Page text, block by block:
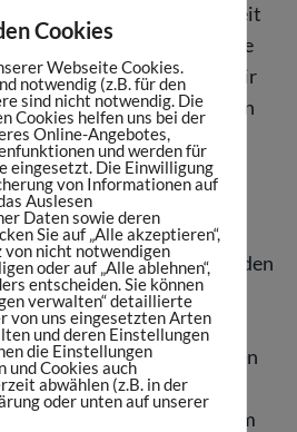
Richtigkeit, Vollständigkeit
können wir jedoch keine
Als Diensteanbieter sind wir
für eigene Inhalte auf diesen
Gesetzen
8 bis 10 TMG sind wir als
nicht verpflichtet,
fremde
oder nach Umständen
rechtswidrige Tätigkeit
zur Entfernung oder
von Informationen nach den
bleiben hiervon unberührt.
ist jedoch erst ab dem
Cookies
Webseite Cookies.
notwendig (z.B. für den
sind nicht notwendig. Die
Cookies helfen uns bei der
Online-Angebotes,
und werden für
eingesetzt. Die Einwilligung
von Informationen auf
Auslesen
Daten sowie deren
Sie auf „Alle akzeptieren“,
von nicht notwendigen
oder auf „Alle ablehnen“,
entscheiden. Sie können
verwalten“ detaillierte
von uns eingesetzten Arten
und deren Einstellungen
die Einstellungen
und Cookies auch
abwählen (z.B. in der
oder unten auf unserer